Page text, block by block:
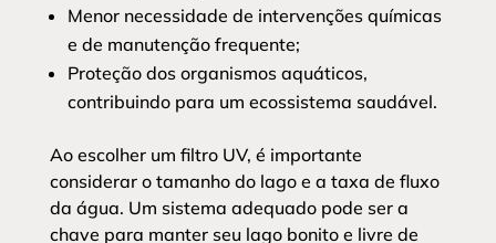
Menor necessidade de intervenções químicas
e de manutenção frequente;
Proteção dos organismos aquáticos,
contribuindo para um ecossistema saudável.
Ao escolher um filtro UV, é importante
considerar o tamanho do lago e a taxa de fluxo
da água. Um sistema adequado pode ser a
chave para manter seu lago bonito e livre de